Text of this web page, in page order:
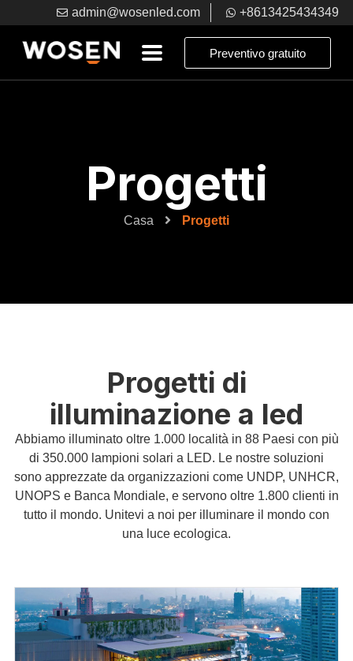
admin@wosenled.com +8613425434349
Preventivo gratuito
Progetti
Casa Progetti
Progetti di
illuminazione a led
Abbiamo illuminato oltre 1.000 località in 88 Paesi con più
di 350.000 lampioni solari a LED. Le nostre soluzioni
sono apprezzate da organizzazioni come UNDP, UNHCR,
UNOPS e Banca Mondiale, e servono oltre 1.800 clienti in
tutto il mondo. Unitevi a noi per illuminare il mondo con
una luce ecologica.